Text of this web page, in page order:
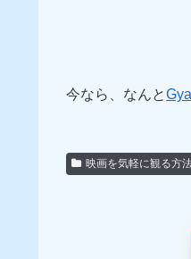
今なら、なんと
映画を気軽に観る方